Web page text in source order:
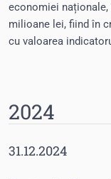
economiei
milioane lei, fiind în
cu valoarea
2024
31.12.2024